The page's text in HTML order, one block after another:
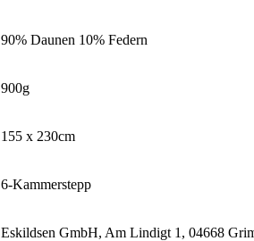
90% Daunen 10% Federn
900g
155 x 230cm
6-Kammerstepp
Eskildsen GmbH, Am Lindigt 1, 04668